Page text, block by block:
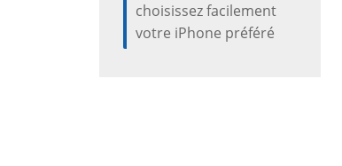
choisissez facilement
votre iPhone préféré